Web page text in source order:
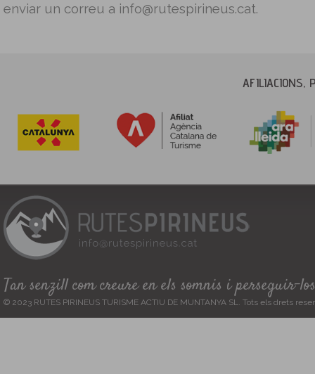
enviar un correu a info@rutespirineus.cat.
AFILIACIONS,
Tan senzill com creure en els somnis i perseguir-los
© 2023 RUTES PIRINEUS TURISME ACTIU DE MUNTANYA SL. Tots els drets